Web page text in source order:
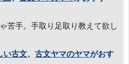
苦手。手取り足取り教えて欲し
い古文、 古文ヤマのヤマがおす